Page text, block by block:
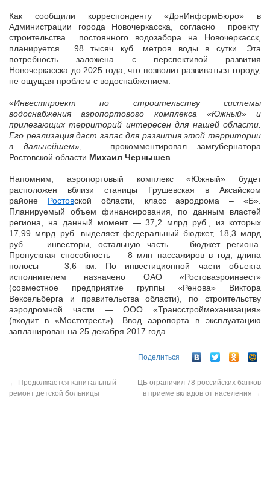
Как сообщили корреспонденту «ДонИнформБюро» в
Администрации города Новочеркасска, согласно проекту
строительства постоянного водозабора на Новочеркасск,
планируется 98 тысяч куб. метров воды в сутки. Эта
потребность заложена с перспективой развития
Новочеркасска до 2025 года, что позволит развиваться городу,
не ощущая проблем с водоснабжением.
«Инвестпроект по строительству системы
водоснабжения аэропортового комплекса «Южный» и
прилегающих территорий интересен для нашей области.
Его реализация даст запас для развития этой территории
в дальнейшем», — прокомментировал замгубернатора
Ростовской области Михаил Чернышев.
Напомним, аэропортовый комплекс «Южный» будет
расположен вблизи станицы Грушевская в Аксайском
районе Ростовской области, класс аэродрома – «Б».
Планируемый объем финансирования, по данным властей
региона, на данный момент — 37,2 млрд руб., из которых
17,99 млрд руб. выделяет федеральный бюджет, 18,3 млрд
руб. — инвесторы, остальную часть — бюджет региона.
Пропускная способность — 8 млн пассажиров в год, длина
полосы — 3,6 км. По инвестиционной части объекта
исполнителем назначено ОАО «Ростоваэроинвест»
(совместное предприятие группы «Ренова» Виктора
Вексельберга и правительства области), по строительству
аэродромной части — ООО «Трансстроймеханизация»
(входит в «Мостотрест»). Ввод аэропорта в эксплуатацию
запланирован на 25 декабря 2017 года.
Поделиться
← Продолжается капитальный
ремонт детской больницы
ЦБ ограничил 78 российских банков
в приеме вкладов от населения →